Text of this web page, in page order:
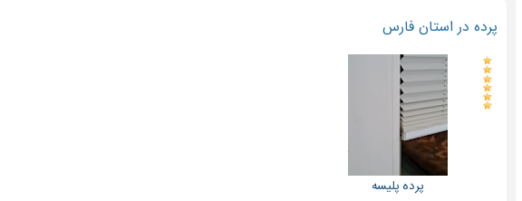
پرده در استان فارس
پرده پلیسه